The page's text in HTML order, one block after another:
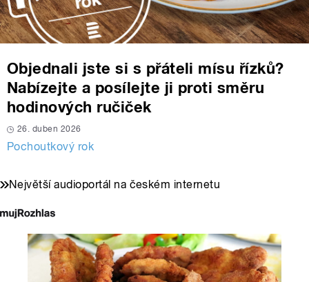
Objednali jste si s přáteli mísu řízků?
Nabízejte a posílejte ji proti směru
hodinových ručiček
26. duben 2026
Pochoutkový rok
Největší audioportál na českém internetu